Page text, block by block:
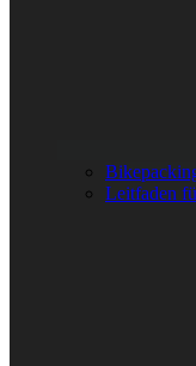
Leitfaden